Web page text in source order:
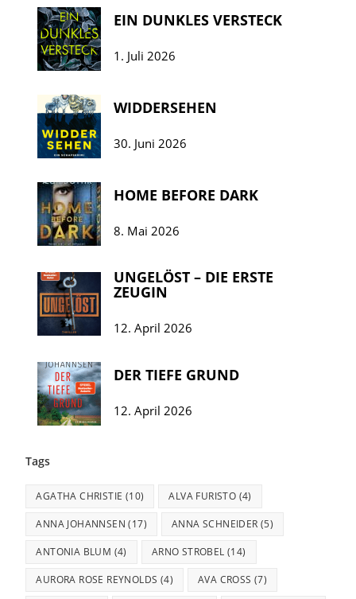
EIN DUNKLES VERSTECK
1. Juli 2026
WIDDERSEHEN
30. Juni 2026
HOME BEFORE DARK
8. Mai 2026
UNGELÖST – DIE ERSTE
ZEUGIN
12. April 2026
DER TIEFE GRUND
12. April 2026
Tags
AGATHA CHRISTIE (10) ALVA FURISTO (4)
ANNA JOHANNSEN (17) ANNA SCHNEIDER (5)
ANTONIA BLUM (4) ARNO STROBEL (14)
AURORA ROSE REYNOLDS (4) AVA CROSS (7)